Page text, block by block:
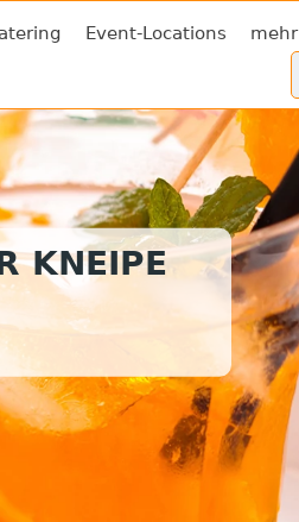
Event-Locations mehr
KNEIPE